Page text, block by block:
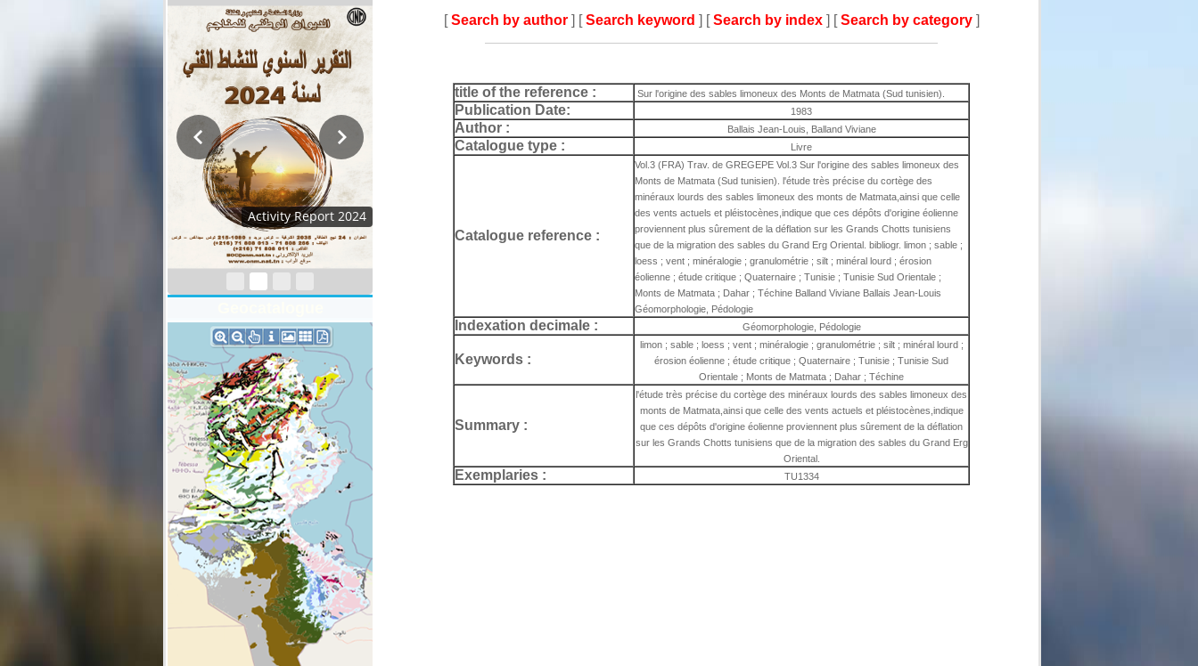
Activity Report 2024
[Search by author ] [Search keyword ] [Search by index ] [Search by category ]
title of the reference : Sur l'origine des sables limoneux des Monts de Matmata (Sud tunisien).
Publication Date: 1983
Author : Ballais Jean-Louis, Balland Viviane
Catalogue type : Livre
Catalogue reference :
Vol.3 (FRA) Trav. de GREGEPE Vol.3 Sur l'origine des sables limoneux des
Monts de Matmata (Sud tunisien). l'étude très précise du cortège des
minéraux lourds des sables limoneux des monts de Matmata,ainsi que celle
des vents actuels et pléistocènes,indique que ces dépôts d'origine éolienne
proviennent plus sûrement de la déflation sur les Grands Chotts tunisiens
que de la migration des sables du Grand Erg Oriental. bibliogr. limon ; sable ;
loess ; vent ; minéralogie ; granulométrie ; silt ; minéral lourd ; érosion
éolienne ; étude critique ; Quaternaire ; Tunisie ; Tunisie Sud Orientale ;
Monts de Matmata ; Dahar ; Téchine Balland Viviane Ballais Jean-Louis
Géomorphologie, Pédologie
Indexation decimale : Géomorphologie, Pédologie
Keywords :
limon ; sable ; loess ; vent ; minéralogie ; granulométrie ; silt ; minéral lourd ;
érosion éolienne ; étude critique ; Quaternaire ; Tunisie ; Tunisie Sud
Orientale ; Monts de Matmata ; Dahar ; Téchine
Summary :
l'étude très précise du cortège des minéraux lourds des sables limoneux des
monts de Matmata,ainsi que celle des vents actuels et pléistocènes,indique
que ces dépôts d'origine éolienne proviennent plus sûrement de la déflation
sur les Grands Chotts tunisiens que de la migration des sables du Grand Erg
Oriental.
Exemplaries : TU1334